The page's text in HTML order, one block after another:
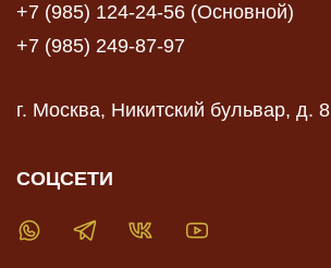
+7 (985) 124-24-56 (Основной)
+7 (985) 249-87-97
г. Москва, Никитский бульвар, д. 8
СОЦСЕТИ